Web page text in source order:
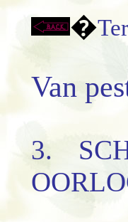
�
Van
3.